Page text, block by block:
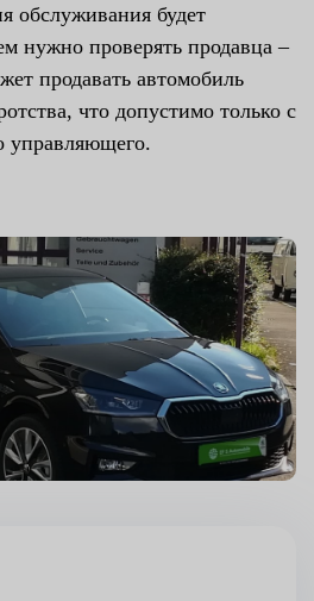
обслуживания будет
нужно проверять продавца –
продавать автомобиль
что допустимо только с
управляющего.